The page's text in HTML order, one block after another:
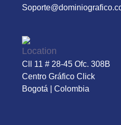
Cll 11 # 28-45 Ofc. 308B
Centro Gráfico Click
Bogotá | Colombia